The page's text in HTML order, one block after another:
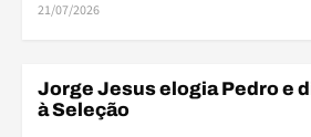
21/07/2026
MERCADO DA BOLA
Jorge Jesus elogia Pedro e
à Seleção